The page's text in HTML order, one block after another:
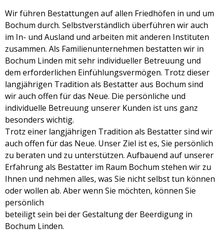
Wir führen Bestattungen auf allen Friedhöfen in und um
Bochum durch. Selbstverständlich überführen wir auch
im In- und Ausland und arbeiten mit anderen Instituten
zusammen. Als Familienunternehmen bestatten wir in
Bochum Linden mit sehr individueller Betreuung und
dem erforderlichen Einfühlungsvermögen. Trotz dieser
langjährigen Tradition als Bestatter aus Bochum sind
wir auch offen für das Neue. Die persönliche und
individuelle Betreuung unserer Kunden ist uns ganz
besonders wichtig.
Trotz einer langjährigen Tradition als Bestatter sind wir
auch offen für das Neue. Unser Ziel ist es, Sie persönlich
zu beraten und zu unterstützen. Aufbauend auf unserer
Erfahrung als Bestatter im Raum Bochum stehen wir zu
Ihnen und nehmen alles, was Sie nicht selbst tun können
oder wollen ab. Aber wenn Sie möchten, können Sie
persönlich
beteiligt sein bei der Gestaltung der Beerdigung in
Bochum Linden.